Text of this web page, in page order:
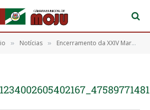
» Notícias » Encerramento da XXIV Marcha dos Legislativos Municipais